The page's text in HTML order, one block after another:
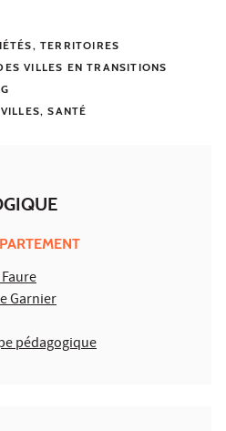
TERRITOIRES
VILLES EN TRANSITIONS
SANTÉ
Garnier
pédagogique